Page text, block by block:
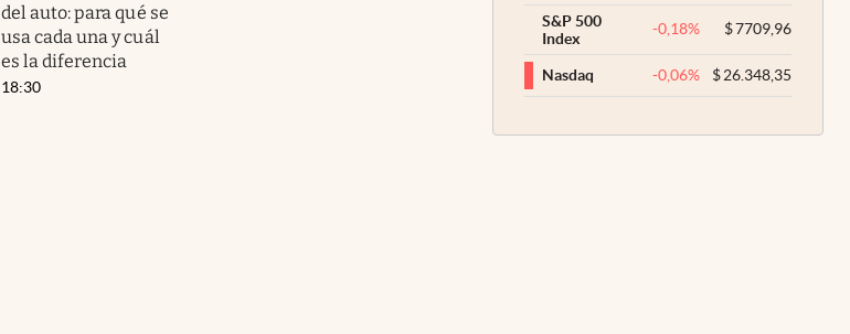
del auto: para qué se
usa cada una y cuál
es la diferencia
18:30
S&P 500
Index
-0,18% $7709,96
Nasdaq -0,06% $26.348,35